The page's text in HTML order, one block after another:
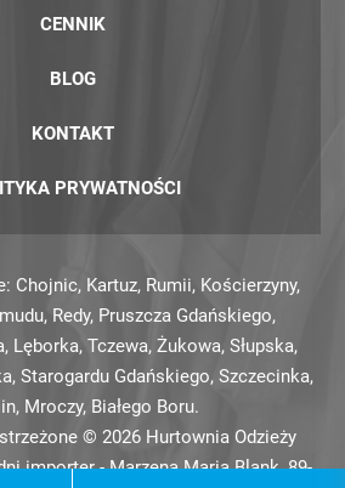
CENNIK
BLOG
KONTAKT
PRYWATNOŚCI
Chojnic, Kartuz, Rumii, Kościerzyny,
, Redy, Pruszcza Gdańskiego,
, Lęborka, Tczewa, Żukowa, Słupska,
, Starogardu Gdańskiego, Szczecinka,
, Mroczy, Białego Boru.
© 2026 Hurtownia Odzieży
importer - Marzena Maria Blank, 89-